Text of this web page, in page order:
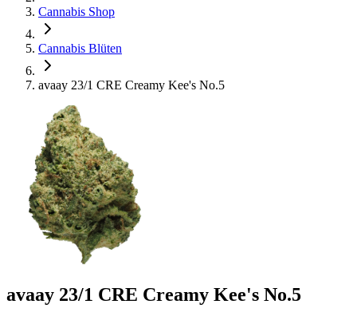
Cannabis Shop
Cannabis Blüten
avaay 23/1 CRE Creamy Kee's No.5
avaay 23/1 CRE Creamy Kee's No.5